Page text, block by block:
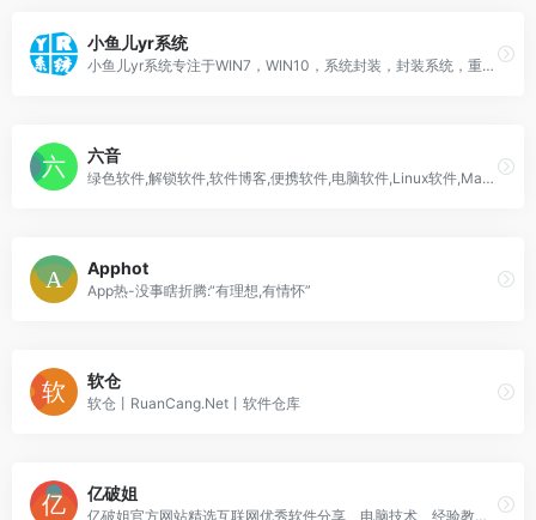
小鱼儿yr系统
小鱼儿yr系统专注于WIN7，WIN10，系统封装，封装系统，重装系统，系统教程，系统下载，软件下载，资源分享等等。
六音
绿色软件,解锁软件,软件博客,便携软件,电脑软件,Linux软件,Mac软件等软件下载。
Apphot
App热-没事瞎折腾:“有理想,有情怀”
软仓
软仓丨RuanCang.Net丨软件仓库
亿破姐
亿破姐官方网站精选互联网优秀软件分享、电脑技术、经验教程、SEO网站优化教程、IT科技资讯为一体的的站点、安全、绿色、放心、YPOJIE.COM找你所需要的 给你我分享的。